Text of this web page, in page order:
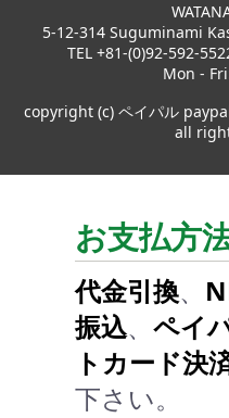
5-12-314 Suguminami
TEL +81-(0)92-592-
Mon -
copyright (c) ペイパル
all
お支払方
代金引換、
振込、 ペイ
トカード決済
下さい。